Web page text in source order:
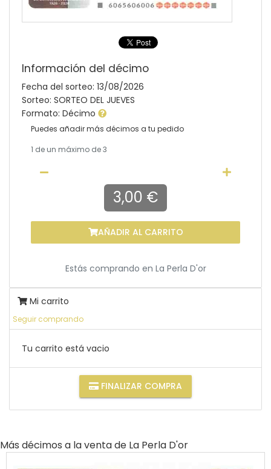
Información del décimo
Fecha del sorteo: 13/08/2026
Sorteo: SORTEO DEL JUEVES
Formato: Décimo
Puedes añadir más décimos a tu pedido
1 de un máximo de 3
3,00 €
AÑADIR AL CARRITO
Estás comprando en La Perla D'or
Mi carrito
Seguir comprando
Tu carrito está vacio
FINALIZAR COMPRA
Más décimos a la venta de La Perla D'or